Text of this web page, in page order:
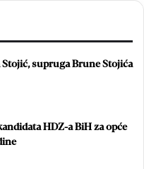
supruga Brune Stojića
HDZ-a BiH za opće